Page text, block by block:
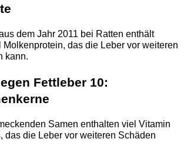
dem Jahr 2011 bei Ratten enthält
Molkenprotein, das die Leber vor weiteren
kann.
Fettleber 10:
Samen enthalten viel Vitamin
das die Leber vor weiteren Schäden